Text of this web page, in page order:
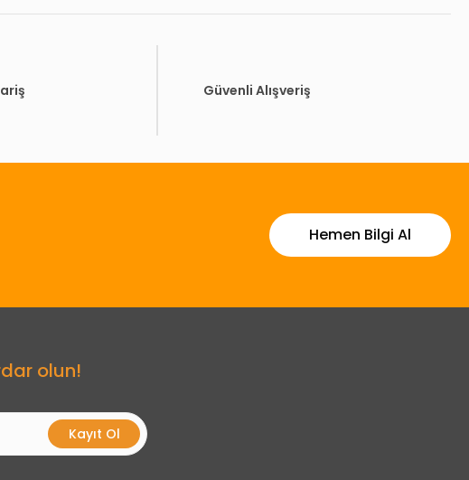
Güvenli Alışveriş
Hemen Bilgi Al
olun!
Kayıt Ol